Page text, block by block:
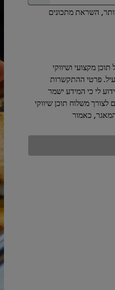
השראת מתכונים
תוכן מקצועי ושיווקי
פרטי ההתקשרות
לי כי המידע ישמר
משלוח תוכן שיווקי
כאמור